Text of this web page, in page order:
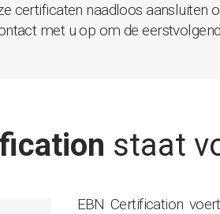
certificaten naadloos aansluiten
met u op om de
staat
EBN Certification